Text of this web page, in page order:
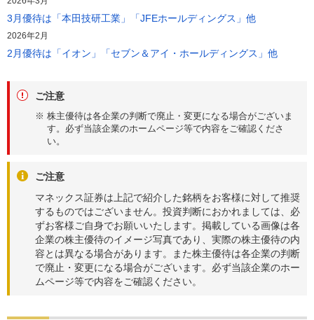
3月優待は「本田技研工業」「JFEホールディングス」他
2026年2月
2月優待は「イオン」「セブン＆アイ・ホールディングス」他
ご注意
※ 株主優待は各企業の判断で廃止・変更になる場合がございま
す。必ず当該企業のホームページ等で内容をご確認くださ
い。
ご注意
マネックス証券は上記で紹介した銘柄をお客様に対して推奨
するものではございません。投資判断におかれましては、必
ずお客様ご自身でお願いいたします。掲載している画像は各
企業の株主優待のイメージ写真であり、実際の株主優待の内
容とは異なる場合があります。また株主優待は各企業の判断
で廃止・変更になる場合がございます。必ず当該企業のホー
ムページ等で内容をご確認ください。